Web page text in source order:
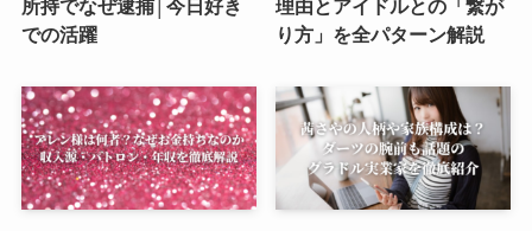
所持でなぜ逮捕│今日好き
での活躍
理由とアイドルとの「繋が
り方」を全パターン解説